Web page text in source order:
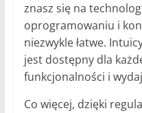
znasz się na
oprogramowaniu i
niezwykle łatwe.
jest dostępny dla
funkcjonalności i
Co więcej, dzięki